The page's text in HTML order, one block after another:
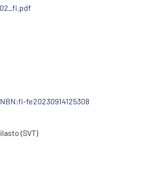
fe20230914125308
(SVT)